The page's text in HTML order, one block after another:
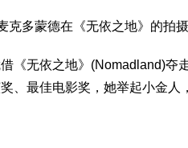
多蒙德在《无依之地》的拍
无依之地》(Nomadland)夺
、最佳电影奖，她举起小金